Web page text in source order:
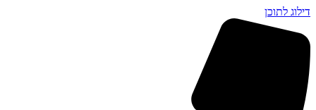
דילוג לתוכן